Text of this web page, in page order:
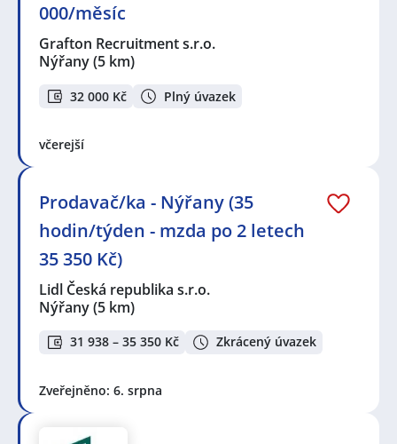
000/měsíc
Grafton Recruitment s.r.o.
Nýřany(5 km)
32 000 Kč Plný úvazek
včerejší
Prodavač/ka - Nýřany (35
hodin/týden - mzda po 2 letech
35 350 Kč)
Lidl Česká republika s.r.o.
Nýřany(5 km)
31 938 – 35 350 Kč Zkrácený úvazek
Zveřejněno: 6. srpna